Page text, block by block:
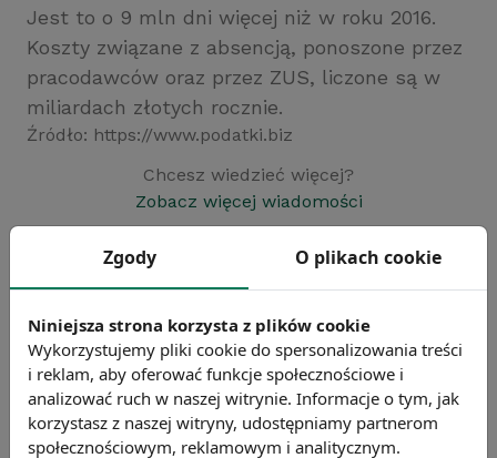
Jest to o 9 mln dni więcej niż w roku 2016.
Koszty związane z absencją, ponoszone przez
pracodawców oraz przez ZUS, liczone są w
miliardach złotych rocznie.
Źródło: https://www.podatki.biz
Chcesz wiedzieć więcej?
Zobacz więcej wiadomości
Zgody O plikach cookie
Niniejsza strona korzysta z plików cookie
Wykorzystujemy pliki cookie do spersonalizowania treści
i reklam, aby oferować funkcje społecznościowe i
analizować ruch w naszej witrynie. Informacje o tym, jak
korzystasz z naszej witryny, udostępniamy partnerom
społecznościowym, reklamowym i analitycznym.